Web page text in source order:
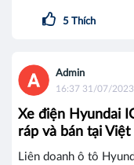
5 Thích
Admin
16:37 31/07/2023
Xe điện Hyundai
ráp và bán tại
Liên doanh ô tô